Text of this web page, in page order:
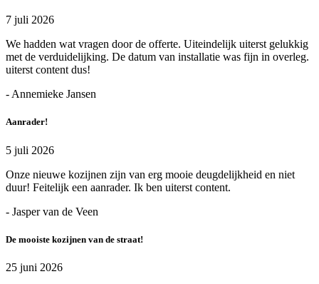
7 juli 2026
We hadden wat vragen door de offerte. Uiteindelijk uiterst gelukkig
met de verduidelijking. De datum van installatie was fijn in overleg.
uiterst content dus!
- Annemieke Jansen
Aanrader!
5 juli 2026
Onze nieuwe kozijnen zijn van erg mooie deugdelijkheid en niet
duur! Feitelijk een aanrader. Ik ben uiterst content.
- Jasper van de Veen
De mooiste kozijnen van de straat!
25 juni 2026